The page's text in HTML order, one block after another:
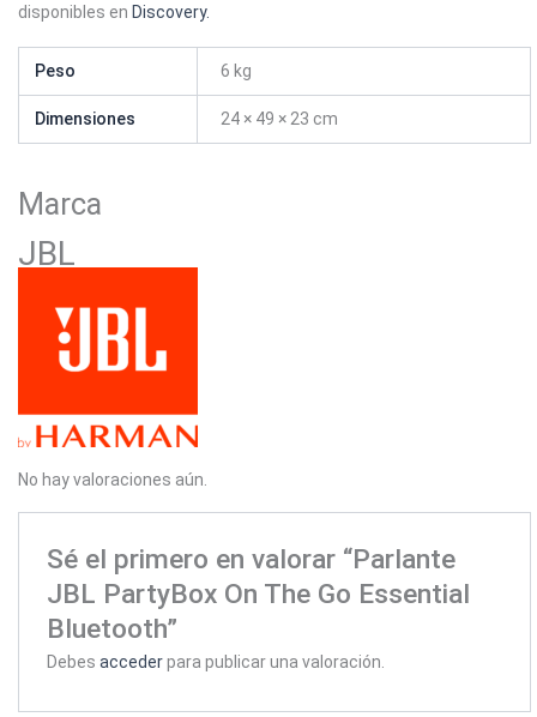
disponibles en Discovery.
Peso 6 kg
Dimensiones 24 × 49 × 23 cm
Marca
JBL
No hay valoraciones aún.
Sé el primero en valorar “Parlante
JBL PartyBox On The Go Essential
Bluetooth”
Debesaccederpara publicar una valoración.